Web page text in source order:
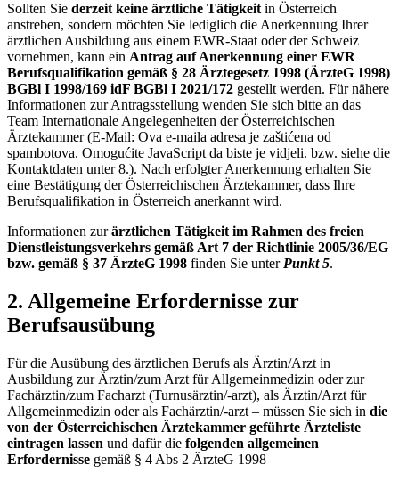
Sollten Sie derzeit keine ärztliche Tätigkeit in Österreich
anstreben, sondern möchten Sie lediglich die Anerkennung Ihrer
ärztlichen Ausbildung aus einem EWR-Staat oder der Schweiz
vornehmen, kann ein Antrag auf Anerkennung einer EWR
Berufsqualifikation gemäß § 28 Ärztegesetz 1998 (ÄrzteG 1998)
BGBl I 1998/169 idF BGBl I 2021/172 gestellt werden. Für nähere
Informationen zur Antragsstellung wenden Sie sich bitte an das
Team Internationale Angelegenheiten der Österreichischen
Ärztekammer (E-Mail: Ova e-maila adresa je zaštićena od
spambotova. Omogućite JavaScript da biste je vidjeli. bzw. siehe die
Kontaktdaten unter 8.). Nach erfolgter Anerkennung erhalten Sie
eine Bestätigung der Österreichischen Ärztekammer, dass Ihre
Berufsqualifikation in Österreich anerkannt wird.
Informationen zurärztlichen Tätigkeit im Rahmen des freien
Dienstleistungsverkehrs gemäß Art 7 der Richtlinie 2005/36/EG
bzw. gemäß § 37 ÄrzteG 1998 finden Sie unter Punkt 5.
2. Allgemeine Erfordernisse zur
Berufsausübung
Für die Ausübung des ärztlichen Berufs als Ärztin/Arzt in
Ausbildung zur Ärztin/zum Arzt für Allgemeinmedizin oder zur
Fachärztin/zum Facharzt (Turnusärztin/-arzt), als Ärztin/Arzt für
Allgemeinmedizin oder als Fachärztin/-arzt – müssen Sie sich in die
von der Österreichischen Ärztekammer geführte Ärzteliste
eintragen lassen und dafür die folgenden allgemeinen
Erfordernisse gemäß § 4 Abs 2 ÄrzteG 1998